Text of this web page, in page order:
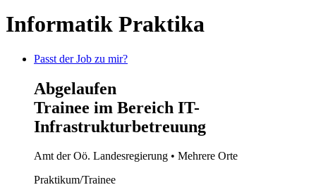
Informatik Praktika
Passt der Job zu mir?
Abgelaufen
Trainee im Bereich IT-
Infrastrukturbetreuung
Amt der Oö. Landesregierung • Mehrere Orte
Praktikum/Trainee